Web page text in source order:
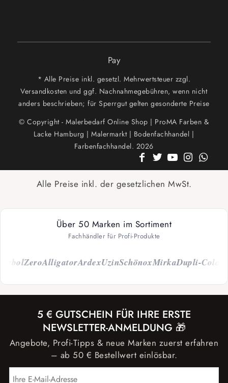
Pay
* Alle Preise inkl. gesetzl. Mehrwertsteuer zzgl.
Versandkosten und ggf. Nachnahmegebühren, wenn nicht
anders beschrieben; für Sperrgut gelten gesonderte Preise
© Copyright - Malerbedarf Online Shop | ProMA Farben &
Lacke Hamburg | Malermarkt | Bodenfachhandel |
Farbenfachhandel. 2026
Alle Preise inkl. der gesetzlichen MwSt.
Über 50 Marken im Sortiment
Fachhändler für Profi-Produkte
ZeroAlligatorArdexUzinSchönoxMirkaDupli-Color
5 € GUTSCHEIN FÜR IHRE ERSTE
NEWSLETTER-ANMELDUNG 🎁
Angebote, Profi-Tipps & neue Marken zuerst erfahren
– ab 50 € Bestellwert einlösbar.